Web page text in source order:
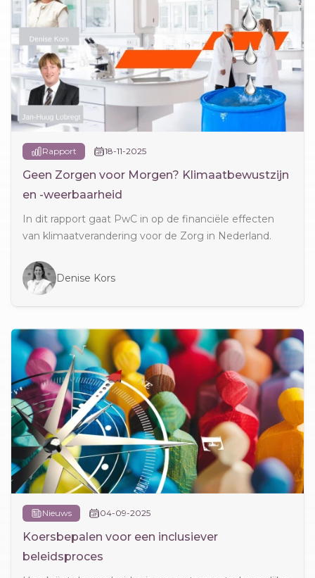
Rapport 18-11-2025
Geen Zorgen voor Morgen? Klimaatbewustzijn
en -weerbaarheid
In dit rapport gaat PwC in op de financiële effecten
van klimaatverandering voor de Zorg in Nederland.
Denise Kors
Nieuws 04-09-2025
Koersbepalen voor een inclusiever
beleidsproces